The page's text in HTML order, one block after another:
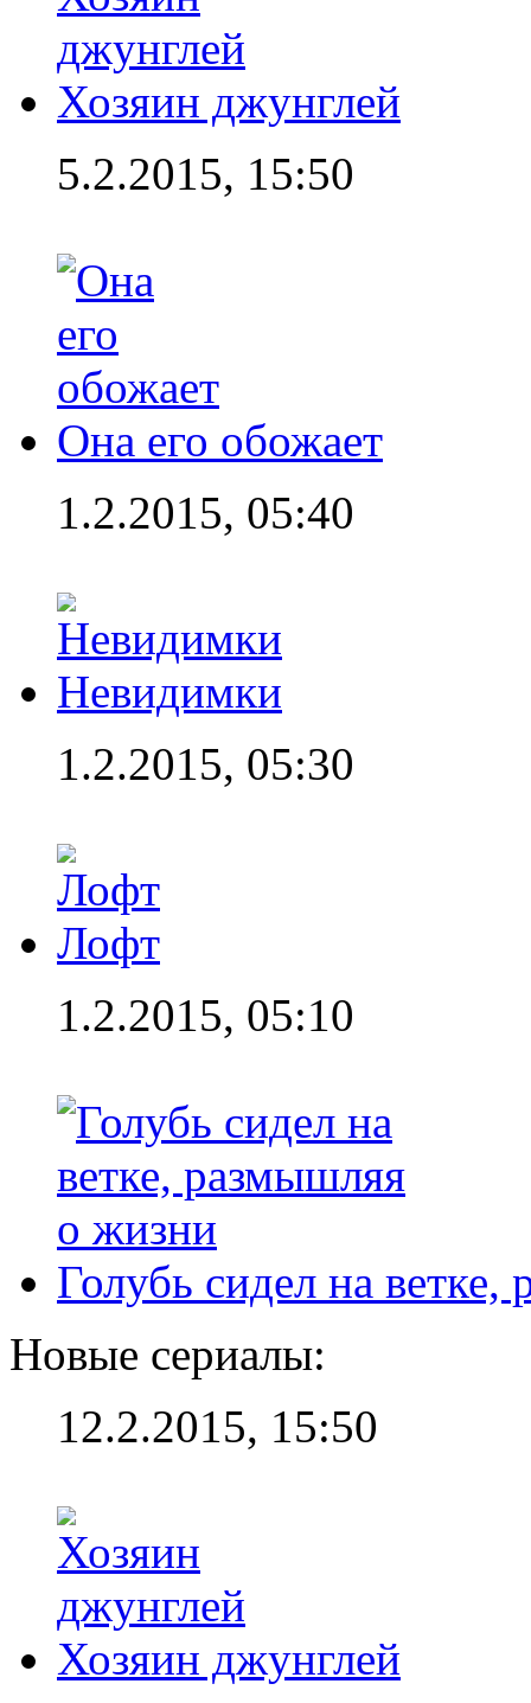
Хозяин джунглей
5.2.2015, 15:50
Она его обожает
1.2.2015, 05:40
Невидимки
1.2.2015, 05:30
Лофт
1.2.2015, 05:10
Голубь сидел на
Новые сериалы:
12.2.2015, 15:50
Хозяин джунглей